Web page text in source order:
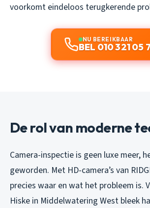
voorkomt eindeloos terugkerende
NU BEREIKBAAR
BEL 010 321 05
De rol van moderne
Camera-inspectie is geen luxe meer,
geworden. Met HD-camera’s van
precies waar en wat het probleem is.
Hiske in Middelwatering West bleek